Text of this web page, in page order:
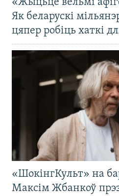
«Жыцьцё вельмі
Як беларускі
цяпер робіць хаткі
«ШокінгКульт» на
Максім Жбанкоў